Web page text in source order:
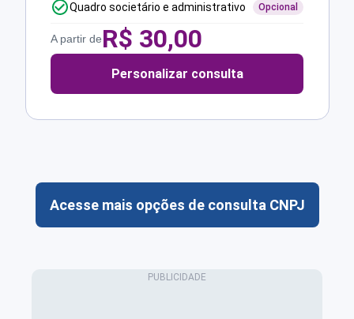
Quadro societário e administrativo Opcional
A partir deR$ 30,00
Personalizar consulta
Acesse mais opções de consulta CNPJ